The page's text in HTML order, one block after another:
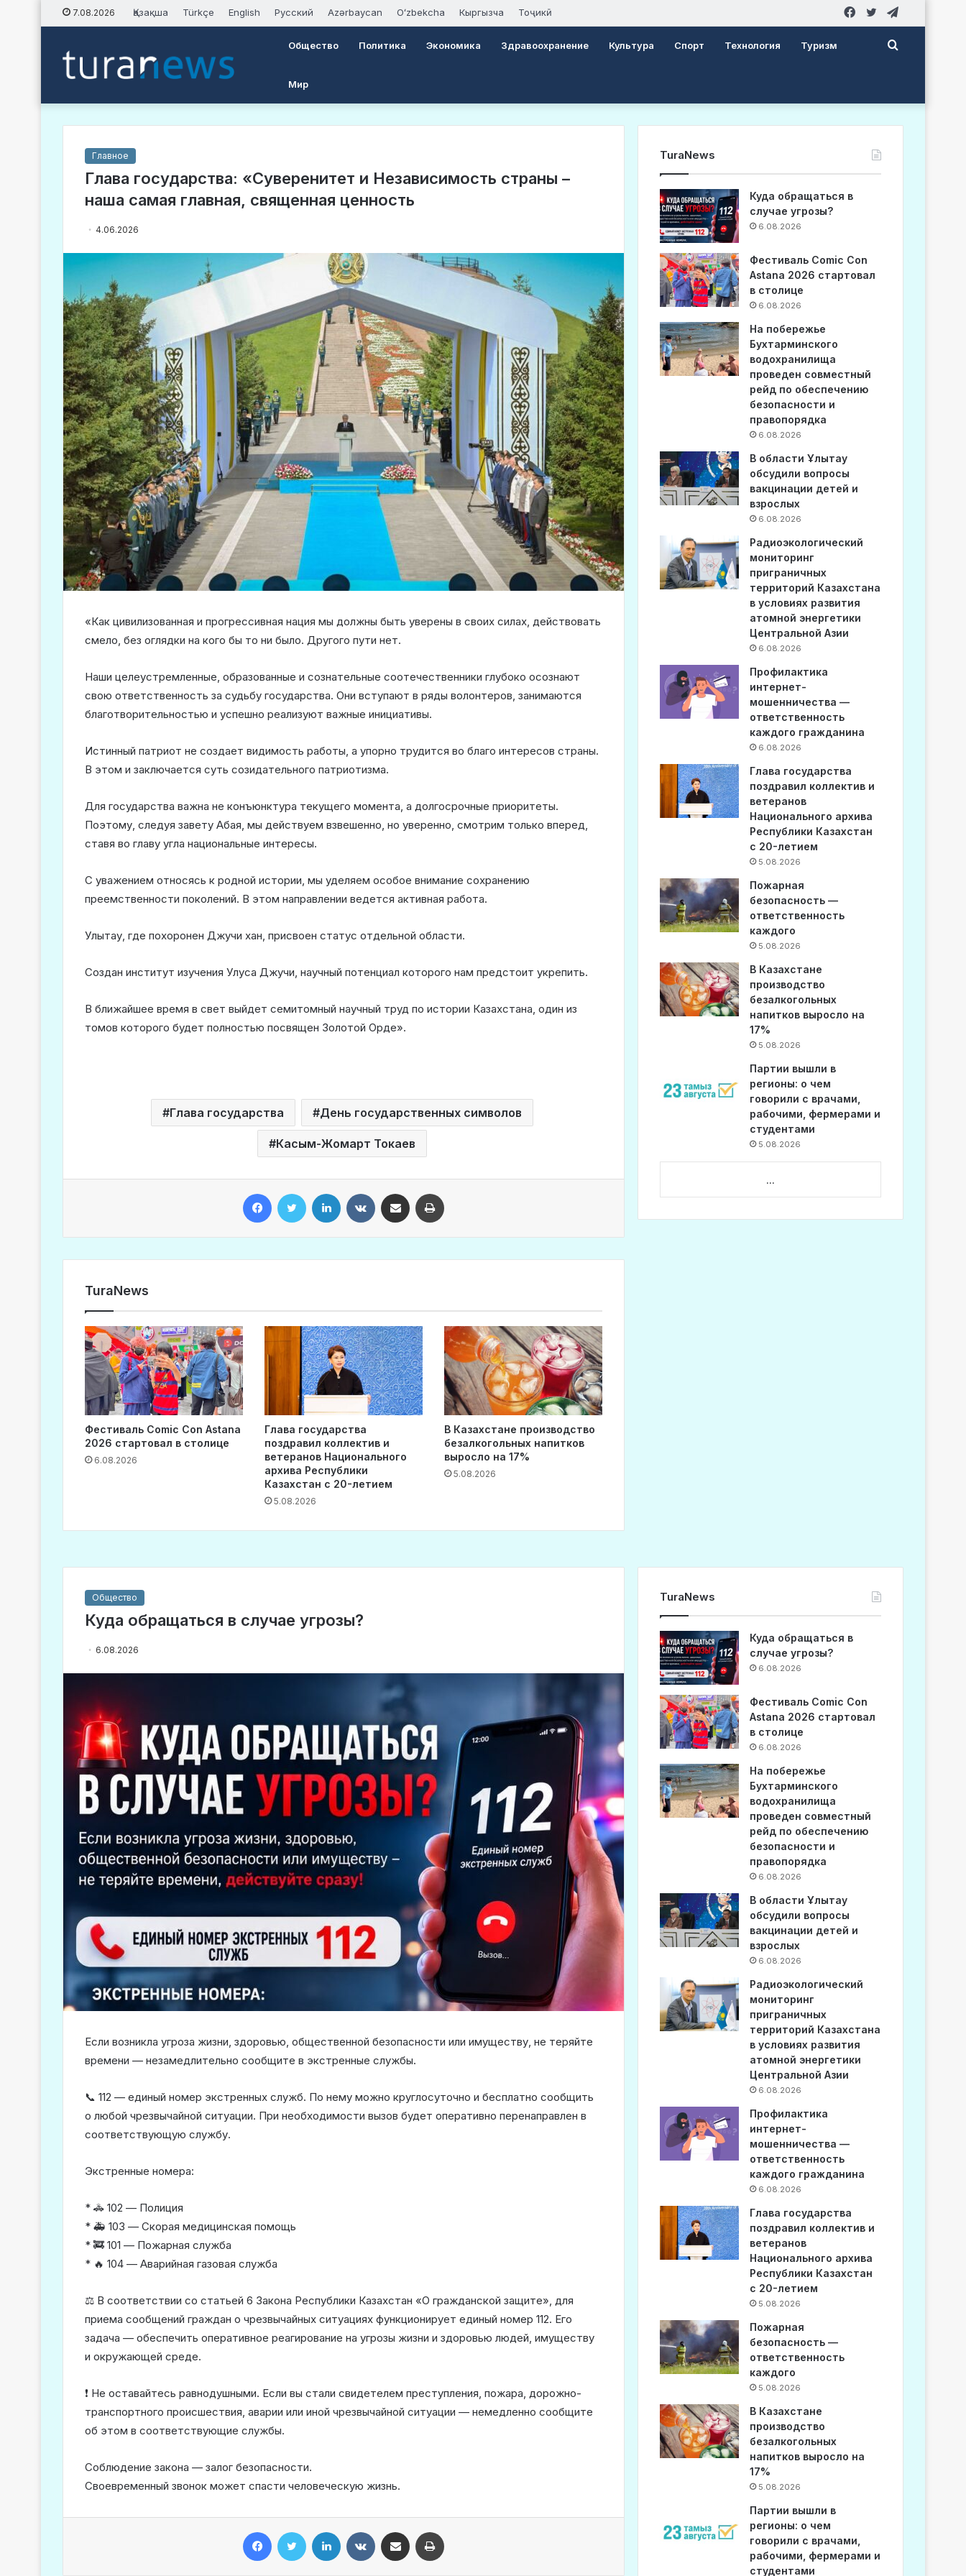
7.08.2026 Қазақша Türkçe English Русский Azərbaycan Oʻzbekcha Кыргызча Тоҷикӣ Twitter
Facebook
Общество Политика Экономика Здравоохранение Культура Спорт Технология Туризм
Мир
Search
Главное
Глава государства: «Суверенитет и Независимость страны –
наша самая главная, священная ценность
4.06.2026
«Как цивилизованная и прогрессивная нация мы должны быть уверены в своих силах, действовать
смело, без оглядки на кого бы то ни было. Другого пути нет.
Наши целеустремленные, образованные и сознательные соотечественники глубоко осознают
свою ответственность за судьбу государства. Они вступают в ряды волонтеров, занимаются
благотворительностью и успешно реализуют важные инициативы.
Истинный патриот не создает видимость работы, а упорно трудится во благо интересов страны.
В этом и заключается суть созидательного патриотизма.
Для государства важна не конъюнктура текущего момента, а долгосрочные приоритеты.
Поэтому, следуя завету Абая, мы действуем взвешенно, но уверенно, смотрим только вперед,
ставя во главу угла национальные интересы.
С уважением относясь к родной истории, мы уделяем особое внимание сохранению
преемственности поколений. В этом направлении ведется активная работа.
Улытау, где похоронен Джучи хан, присвоен статус отдельной области.
Создан институт изучения Улуса Джучи, научный потенциал которого нам предстоит укрепить.
В ближайшее время в свет выйдет семитомный научный труд по истории Казахстана, один из
томов которого будет полностью посвящен Золотой Орде».
Глава государства День государственных символов
Касым-Жомарт Токаев
TuraNews
Фестиваль Comic Con Astana
2026 стартовал в столице
6.08.2026
Глава государства
поздравил коллектив и
ветеранов Национального
архива Республики
Казахстан с 20-летием
5.08.2026
В Казахстане производство
безалкогольных напитков
выросло на 17%
5.08.2026
TuraNews
Куда обращаться в
случае угрозы?
6.08.2026
Фестиваль Comic Con
Astana 2026 стартовал
в столице
6.08.2026
На побережье
Бухтарминского
водохранилища
проведен совместный
рейд по обеспечению
безопасности и
правопорядка
6.08.2026
В области Ұлытау
обсудили вопросы
вакцинации детей и
взрослых
6.08.2026
Радиоэкологический
мониторинг
приграничных
территорий Казахстана
в условиях развития
атомной энергетики
Центральной Азии
6.08.2026
Профилактика
интернет-
мошенничества —
ответственность
каждого гражданина
6.08.2026
Глава государства
поздравил коллектив и
ветеранов
Национального архива
Республики Казахстан
с 20-летием
5.08.2026
Пожарная
безопасность —
ответственность
каждого
5.08.2026
В Казахстане
производство
безалкогольных
напитков выросло на
17%
5.08.2026
Партии вышли в
регионы: о чем
говорили с врачами,
рабочими, фермерами и
студентами
5.08.2026
...